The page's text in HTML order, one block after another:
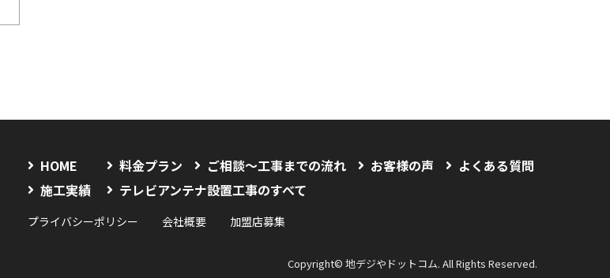
HOME 料金プラン ご相談〜工事までの流れ お客様の声
よくある質問
施工実績
テレビアンテナ設置工事のすべて
プライバシーポリシー 会社概要 加盟店募集
Copyright© 地デジやドットコム. All Rights Reserved.